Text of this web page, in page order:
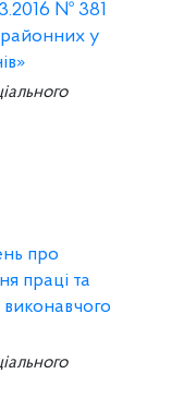
№ 381
у
про
праці та